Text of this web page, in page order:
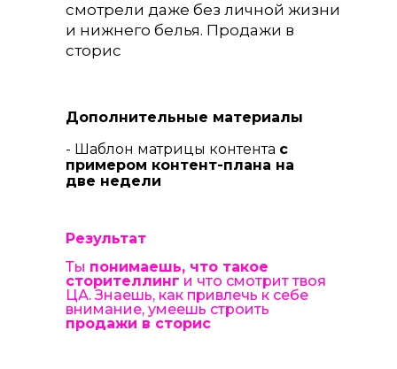
смотрели даже без личной жизни
и нижнего белья. Продажи в
сторис
Дополнительные материалы
- Шаблон матрицы контента с
примером контент-плана на
две недели
Результат
Ты понимаешь, что такое
сторителлинг и что смотрит твоя
ЦА. Знаешь, как привлечь к себе
внимание, умеешь строить
продажи в сторис